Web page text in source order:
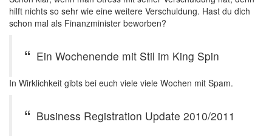
hilft nichts so sehr wie eine weitere Verschuldung. Hast du dich
schon mal als Finanzminister beworben?
Ein Wochenende mit Stil im King Spin
In Wirklichkeit gibts bei euch viele viele Wochen mit Spam.
Business Registration Update 2010/2011